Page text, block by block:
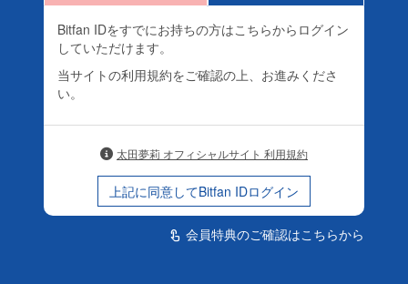
Bitfan IDをすでにお持ちの方はこちらからログイン
していただけます。
当サイトの利用規約をご確認の上、お進みくださ
い。
太田夢莉 オフィシャルサイト 利用規約
上記に同意してBitfan IDログイン
touch_app 会員特典のご確認はこちらから